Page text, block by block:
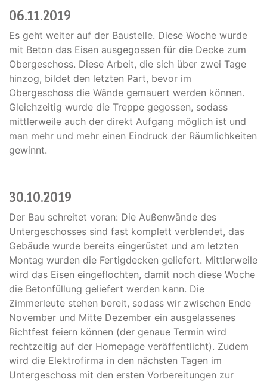
06.11.2019
Es geht weiter auf der Baustelle. Diese Woche wurde
mit Beton das Eisen ausgegossen für die Decke zum
Obergeschoss. Diese Arbeit, die sich über zwei Tage
hinzog, bildet den letzten Part, bevor im
Obergeschoss die Wände gemauert werden können.
Gleichzeitig wurde die Treppe gegossen, sodass
mittlerweile auch der direkt Aufgang möglich ist und
man mehr und mehr einen Eindruck der Räumlichkeiten
gewinnt.
30.10.2019
Der Bau schreitet voran: Die Außenwände des
Untergeschosses sind fast komplett verblendet, das
Gebäude wurde bereits eingerüstet und am letzten
Montag wurden die Fertigdecken geliefert. Mittlerweile
wird das Eisen eingeflochten, damit noch diese Woche
die Betonfüllung geliefert werden kann. Die
Zimmerleute stehen bereit, sodass wir zwischen Ende
November und Mitte Dezember ein ausgelassenes
Richtfest feiern können (der genaue Termin wird
rechtzeitig auf der Homepage veröffentlicht). Zudem
wird die Elektrofirma in den nächsten Tagen im
Untergeschoss mit den ersten Vorbereitungen zur